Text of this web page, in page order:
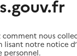
à
comment nous
lisant notre notice
personnel.